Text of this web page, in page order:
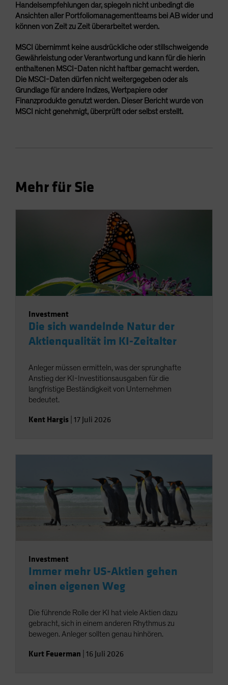
Handelsempfehlungen dar, spiegeln nicht unbedingt die
Ansichten aller Portfoliomanagementteams bei AB wider und
können von Zeit zu Zeit überarbeitet werden.
MSCI übernimmt keine ausdrückliche oder stillschweigende
Gewährleistung oder Verantwortung und kann für die hierin
enthaltenen MSCI-Daten nicht haftbar gemacht werden.
Die MSCI-Daten dürfen nicht weitergegeben oder als
Grundlage für andere Indizes, Wertpapiere oder
Finanzprodukte genutzt werden. Dieser Bericht wurde von
MSCI nicht genehmigt, überprüft oder selbst erstellt.
Mehr für Sie
Investment
Die sich wandelnde Natur der
Aktienqualität im KI-Zeitalter
Anleger müssen ermitteln, was der sprunghafte
Anstieg der KI-Investitionsausgaben für die
langfristige Beständigkeit von Unternehmen
bedeutet.
Kent Hargis 17 Juli 2026
Investment
Immer mehr US-Aktien gehen
einen eigenen Weg
Die führende Rolle der KI hat viele Aktien dazu
gebracht, sich in einem anderen Rhythmus zu
bewegen. Anleger sollten genau hinhören.
Kurt Feuerman 16 Juli 2026